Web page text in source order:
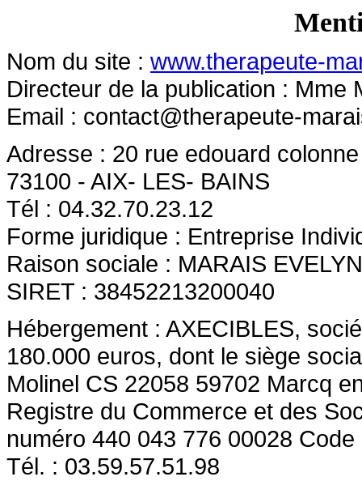
Nom du site : www.therapeute-
Directeur de la publication : Mme
Email : contact@therapeute-
Adresse : 20 rue edouard colonne
73100 - AIX- LES- BAINS
Tél : 04.32.70.23.12
Forme juridique : Entreprise
Raison sociale : MARAIS
SIRET : 38452213200040
Hébergement : AXECIBLES,
180.000 euros, dont le siège
Molinel CS 22058 59702 Marcq
Registre du Commerce et des
numéro 440 043 776 00028
Tél. : 03.59.57.51.98